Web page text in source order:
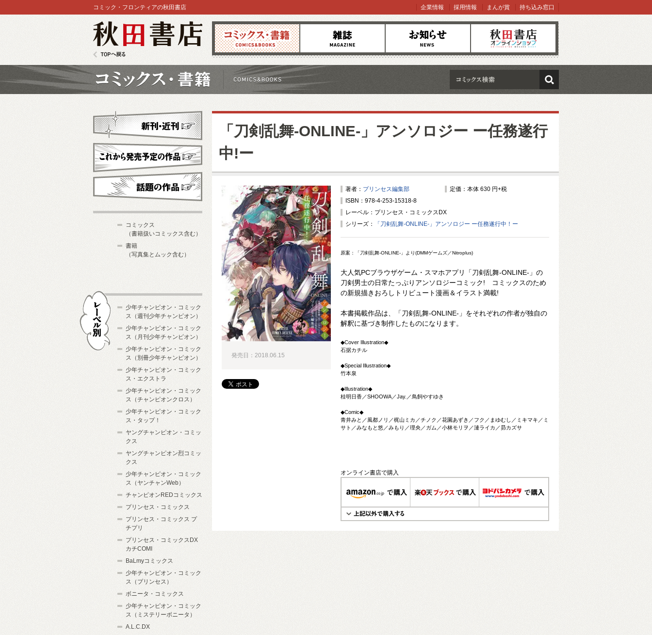
コミックス 雑誌 お知らせ オンラインショップ
コミック・フロンティアの秋田書店 企業情報 採用情報 まんが賞 持ち込み窓口
検索
「刀剣乱舞-ONLINE-」アンソロジー ー任務遂行
中!ー
著者： プリンセス編集部
定価：本体 630 円+税
ISBN：978-4-253-15318-8
レーベル：プリンセス・コミックスDX
シリーズ：
「刀剣乱舞-ONLINE-」アンソロジー ー任務遂行中！ー
原案：「刀剣乱舞-ONLINE-」より(DMMゲームズ／Nitroplus)
大人気PCブラウザゲーム・スマホアプリ「刀剣乱舞-ONLINE-」の
刀剣男士の日常たっぷりアンソロジーコミック! コミックスのため
の新規描きおろしトリビュート漫画＆イラスト満載!
本書掲載作品は、「刀剣乱舞-ONLINE-」をそれぞれの作者が独自の
解釈に基づき制作したものになります。
◆Cover Illustration◆
石据カチル
◆Special Illustration◆
竹本泉
◆Illustration◆
桂明日香／SHOOWA／Jay.／鳥飼やすゆき
◆Comic◆
青井みと／風都ノリ／梶山ミカ／チノク／花園あずき／フク／まゆむし／ミキマキ／ミ
サト／みなもと悠／みもり／理央／ガム／小林モリヲ／漣ライカ／昴カズサ
オンライン書店で購入
発売日：2018.06.15
新刊・近刊
これから発売予定
コミックス
（書籍扱いコミックス含む）
書籍
（写真集とムック含む）
少年チャンピオン・コミック
ス（週刊少年チャンピオン）
少年チャンピオン・コミック
ス（月刊少年チャンピオン）
少年チャンピオン・コミック
ス（別冊少年チャンピオン）
少年チャンピオン・コミック
ス・エクストラ
少年チャンピオン・コミック
ス（チャンピオンクロス）
少年チャンピオン・コミック
ス・タップ！
ヤングチャンピオン・コミッ
クス
ヤングチャンピオン烈コミッ
クス
少年チャンピオン・コミック
ス（ヤンチャンWeb）
チャンピオンREDコミックス
プリンセス・コミックス
プリンセス・コミックス プ
チプリ
プリンセス・コミックスDX
カチCOMI
BaLmyコミックス
少年チャンピオン・コミック
ス（プリンセス）
ボニータ・コミックス
少年チャンピオン・コミック
ス（ミステリーボニータ）
A.L.C.DX